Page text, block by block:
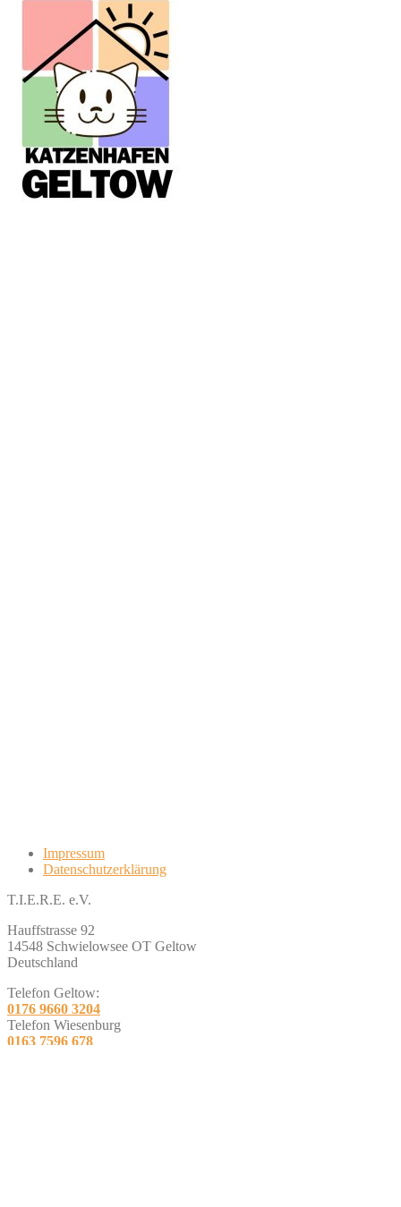
Impressum
Datenschutzerklärung
T.I.E.R.E. e.V.
Hauffstrasse 92
14548 Schwielowsee OT Geltow
Deutschland
Telefon Geltow:
0176 9660 3204
Telefon Wiesenburg
0163 7596 678